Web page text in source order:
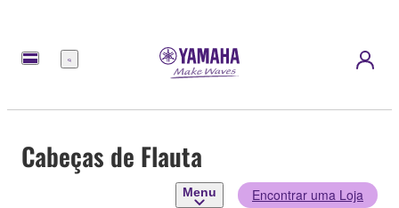
Menu
Cabeças de Flauta
Menu Encontrar uma Loja